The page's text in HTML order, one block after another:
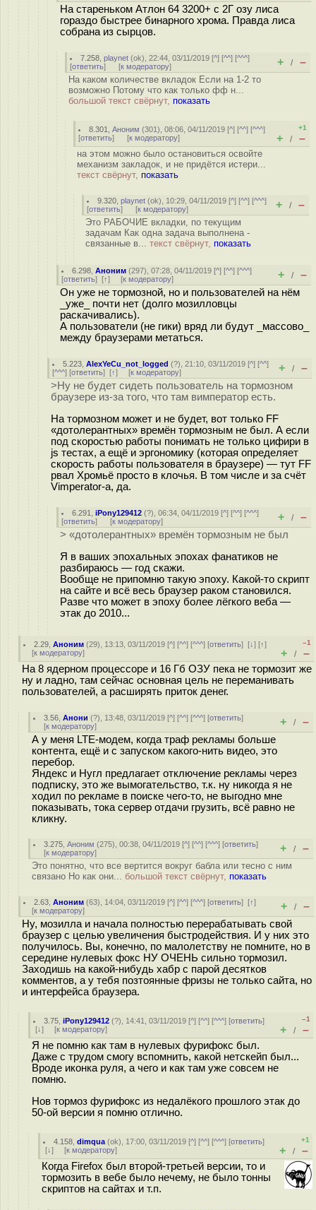
На стареньком Атлон 64 3200+ с 2Г озу лиса
гораздо быстрее бинарного хрома. Правда лиса
собрана из сырцов.
7.258 ,playnet (ok), 22:44, 03/11/2019 [^] [^^] [^^^]
[ответить] [к модератору] + / –
На каком количестве вкладок Если на 1-2 то
возможно Потому что как только фф н...
большой текст свёрнут, показать
8.301 ,Аноним (301), 08:06, 04/11/2019 [^] [^^] [^^^]
[ответить] [к модератору]
+1
+ / –
на этом можно было остановиться освойте
механизм закладок, и не придётся истери...
текст свёрнут, показать
9.320 ,playnet (ok), 10:29, 04/11/2019 [^] [^^] [^^^]
[ответить] [к модератору] + / –
Это РАБОЧИЕ вкладки, по текущим
задачам Как одна задача выполнена -
связанные в... текст свёрнут, показать
6.298 ,Аноним (297), 07:28, 04/11/2019 [^] [^^] [^^^]
[ответить] [↑] [к модератору] + / –
Он уже не тормозной, но и пользователей на нём
_уже_ почти нет (долго мозилловцы
раскачивались).
А пользователи (не гики) вряд ли будут _массово_
между браузерами метаться.
5.223 ,AlexYeCu_not_logged (?), 21:10, 03/11/2019 [^] [^^]
[^^^] [ответить] [↑] [к модератору] + / –
>Ну не будет сидеть пользователь на тормозном
браузере из-за того, что там вимператор есть.
На тормозном может и не будет, вот только FF
«дотолерантных» времён тормозным не был. А если
под скоростью работы понимать не только цифири в
js тестах, а ещё и эргономику (которая определяет
скорость работы пользователя в браузере) — тут FF
рвал Хромьё просто в клочья. В том числе и за счёт
Vimperator-а, да.
6.291 ,iPony129412 (?), 06:34, 04/11/2019 [^] [^^] [^^^]
[ответить] [к модератору] + / –
> «дотолерантных» времён тормозным не был
Я в ваших эпохальных эпохах фанатиков не
разбираюсь — год скажи.
Вообще не припомню такую эпоху. Какой-то скрипт
на сайте и всё весь браузер раком становился.
Разве что может в эпоху более лёгкого веба —
этак до 2010...
2.29 ,Аноним (29), 13:13, 03/11/2019 [^] [^^] [^^^] [ответить][↓] [↑]
[к модератору]
–1
+ / –
На 8 ядерном процессоре и 16 Гб ОЗУ пека не тормозит же
ну и ладно, там сейчас основная цель не переманивать
пользователей, а расширять приток денег.
3.56 ,Анони (?), 13:48, 03/11/2019 [^] [^^] [^^^] [ответить]
[к модератору] + / –
А у меня LTE-модем, когда траф рекламы больше
контента, ещё и с запуском какого-нить видео, это
перебор.
Яндекс и Нугл предлагает отключение рекламы через
подписку, это же вымогательство, т.к. ну никогда я не
ходил по рекламе в поиске чего-то, не выгодно мне
показывать, тока сервер отдачи грузить, всё равно не
кликну.
3.275 ,Аноним (275), 00:38, 04/11/2019 [^] [^^] [^^^] [ответить]
[к модератору] + / –
Это понятно, что все вертится вокруг бабла или тесно с ним
связано Но как они... большой текст свёрнут, показать
2.63 ,Аноним (63), 14:04, 03/11/2019 [^] [^^] [^^^] [ответить][↑]
[к модератору] + / –
Ну, мозилла и начала полностью перерабатывать свой
браузер с целью увеличения быстродействия. И у них это
получилось. Вы, конечно, по малолетству не помните, но в
середине нулевых фокс НУ ОЧЕНЬ сильно тормозил.
Заходишь на какой-нибудь хабр с парой десятков
комментов, а у тебя позтоянные фризы не только сайта, но
и интерфейса браузера.
3.75 ,iPony129412 (?), 14:41, 03/11/2019 [^] [^^] [^^^] [ответить]
[↓] [к модератору]
–1
+ / –
Я не помню как там в нулевых фурифокс был.
Даже с трудом смогу вспомнить, какой нетскейп был...
Вроде иконка руля, а чего и как там уже совсем не
помню.
Нов тормоз фурифокс из недалёкого прошлого этак до
50-ой версии я помню отлично.
4.158 ,dimqua (ok), 17:00, 03/11/2019 [^] [^^] [^^^] [ответить]
[↓] [к модератору]
+1
+ / –
Когда Firefox был второй-третьей версии, то и
тормозить в вебе было нечему, не было тонны
скриптов на сайтах и т.п.